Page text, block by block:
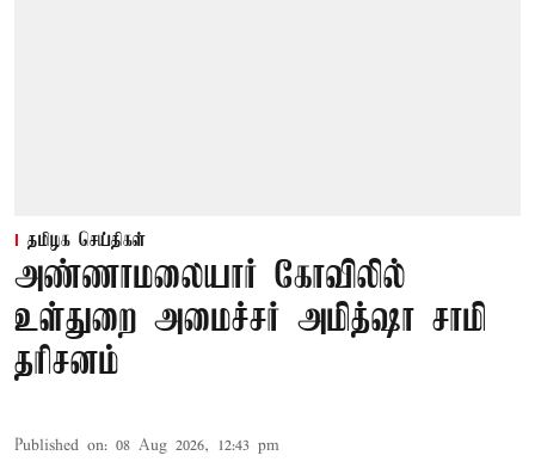
தமிழக செய்திகள்
அண்ணாமலையார் கோவிலில்
உள்துறை அமைச்சர் அமித்ஷா சாமி
தரிசனம்
Published on: 08 Aug 2026, 12:43 pm